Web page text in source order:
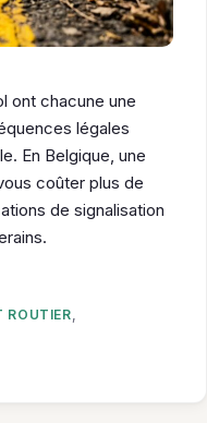
ont chacune une
légales
En Belgique, une
coûter plus de
de signalisation
ROUTIER,